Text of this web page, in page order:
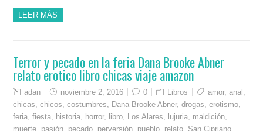
LEER MÁS
Terror y pecado en la feria Dana Brooke Abner
relato erotico libro chicas viaje amazon
adan noviembre 2, 2016 0 Libros amor,anal
chicas ,chicos ,costumbres Dana Brooke Abner,drogas ,erotismo
feria ,fiesta historia horror, libro Los Alares lujuria maldición
muerte pasión pecado perversión pueblo relato San Cipriano